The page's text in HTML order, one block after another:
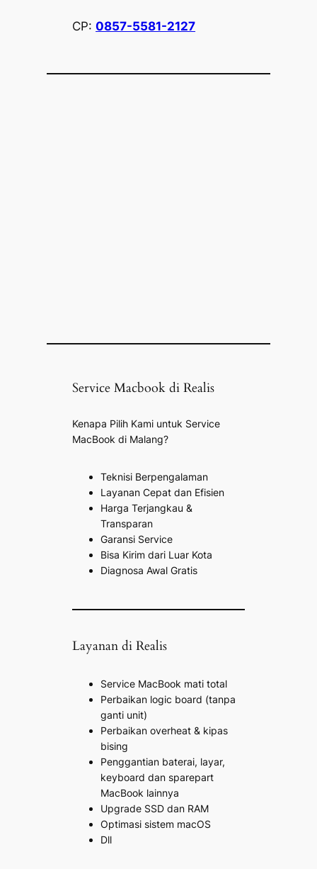
CP:0857-5581-2127
Service Macbook di Realis
Kenapa Pilih Kami untuk Service
MacBook di Malang?
Teknisi Berpengalaman
Layanan Cepat dan Efisien
Harga Terjangkau &
Transparan
Garansi Service
Bisa Kirim dari Luar Kota
Diagnosa Awal Gratis
Layanan di Realis
Service MacBook mati total
Perbaikan logic board (tanpa
ganti unit)
Perbaikan overheat & kipas
bising
Penggantian baterai, layar,
keyboard dan sparepart
MacBook lainnya
Upgrade SSD dan RAM
Optimasi sistem macOS
Dll